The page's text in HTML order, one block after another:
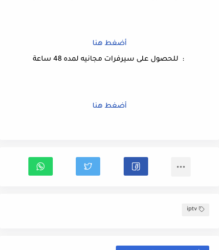
أضغط هنا
: للحصول على سيرفرات مجانيه لمده 48 ساعة
أضغط هنا
iptv